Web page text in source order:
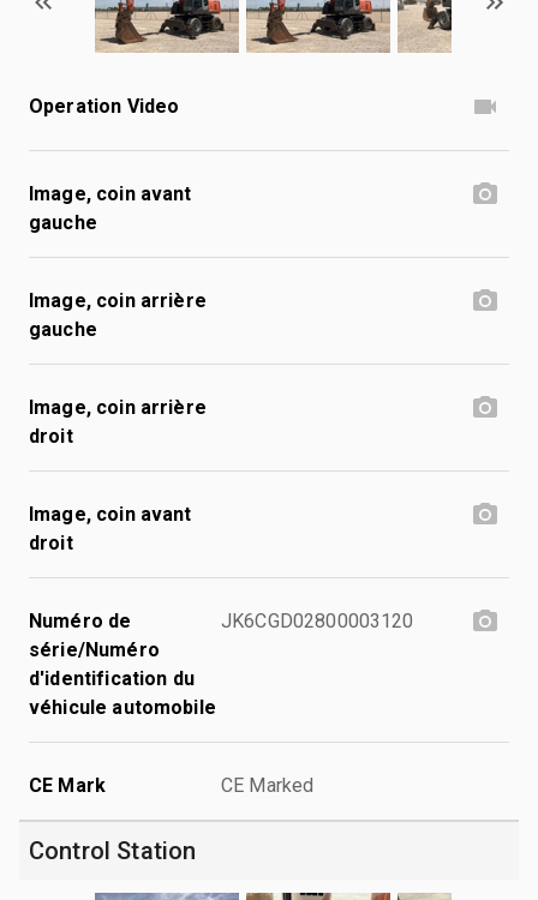
Operation Video
Image, coin avant
gauche
Image, coin arrière
gauche
Image, coin arrière
droit
Image, coin avant
droit
Numéro de
série/Numéro
d'identification du
véhicule automobile
JK6CGD02800003120
CE Mark CE Marked
Control Station